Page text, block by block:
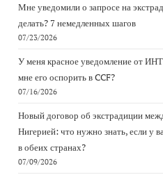
Мне уведомили о запросе на
делать? 7 немедленных шагов
07/23/2026
У меня красное уведомление от
мне его оспорить в CCF?
07/16/2026
Новый договор об экстрадиции
Нигерией: что нужно знать, если у
в обеих странах?
07/09/2026